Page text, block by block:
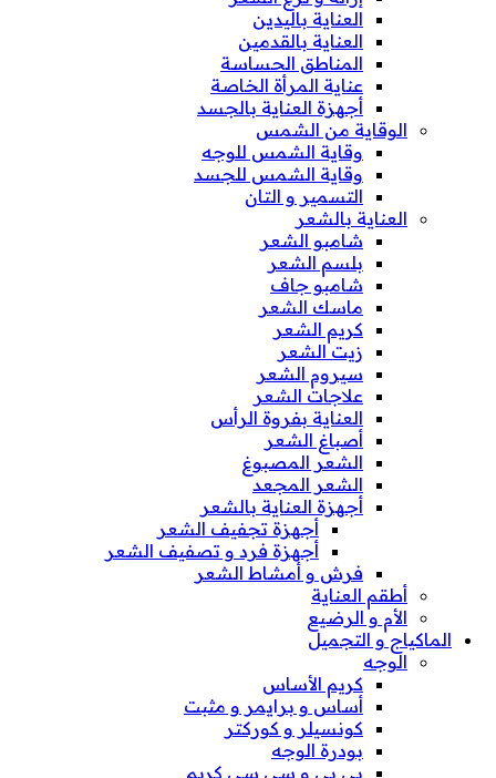
العناية باليدين
العناية بالقدمين
المناطق الحساسة
عناية المرأة الخاصة
أجهزة العناية بالجسد
الوقاية من الشمس
وقاية الشمس للوجه
وقاية الشمس للجسد
التسمير و التان
العناية بالشعر
شامبو الشعر
بلسم الشعر
شامبو جاف
ماسك الشعر
كريم الشعر
زيت الشعر
سيروم الشعر
علاجات الشعر
العناية بفروة الرأس
أصباغ الشعر
الشعر المصبوغ
الشعر المجعد
أجهزة العناية بالشعر
أجهزة تجفيف الشعر
أجهزة فرد و تصفيف الشعر
فرش و أمشاط الشعر
أطقم العناية
الأم و الرضيع
الماكياج و التجميل
الوجه
كريم الأساس
أساس و برايمر و مثبت
كونسيلر و كوركتر
بودرة الوجه
بي بي و سي سي كريم